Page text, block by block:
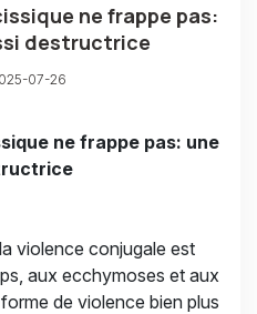
ne frappe pas:
destructrice
07-26
ne frappe pas: une
violence conjugale est
aux ecchymoses et aux
de violence bien plus